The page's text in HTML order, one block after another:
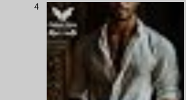
4